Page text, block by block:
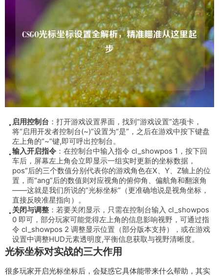
启用控制台 ：打开游戏设置界面，找到“游戏设置”选项卡，
将“启用开发者控制台(~)”设置为“是”，之后在游戏中按下键盘
左上角的“~”键,即可呼出控制台。
输入开启指令 ：在控制台中输入指令 cl_showpos 1 ，按下回
车后，屏幕左上角会立即显示一组实时更新的坐标数据，
pos”后的三个数值分别代表你的游戏角色在X、Y、Z轴上的位
置，而“ang”后的数值则对应视角的俯仰角、偏航角和翻滚角
——这就是我们所说的“光标坐标”（更准确地说是视角坐标，
直接反映准星指向）。
关闭与调整 ：若要关闭显示，只需在控制台输入 cl_showpos
0 即可，部分玩家可能觉得左上角的信息影响视野，可通过指
令 cl_showpos 2 调整显示位置（部分版本支持），或在游戏
设置中调整HUD元素透明度,平衡信息获取与视野清晰度。
光标坐标对实战的三大作用
很多玩家开启光标坐标后，会疑惑它具体能带来什么帮助，其实